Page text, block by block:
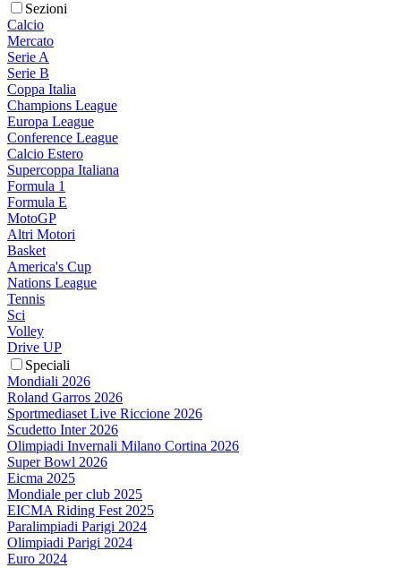
Sezioni
Calcio
Mercato
Serie A
Serie B
Coppa Italia
Champions League
Europa League
Conference League
Calcio Estero
Supercoppa Italiana
Formula 1
Formula E
MotoGP
Altri Motori
Basket
America's Cup
Nations League
Tennis
Sci
Volley
Drive UP
Speciali
Mondiali 2026
Roland Garros 2026
Sportmediaset Live Riccione 2026
Scudetto Inter 2026
Olimpiadi Invernali Milano Cortina 2026
Super Bowl 2026
Eicma 2025
Mondiale per club 2025
EICMA Riding Fest 2025
Paralimpiadi Parigi 2024
Olimpiadi Parigi 2024
Euro 2024